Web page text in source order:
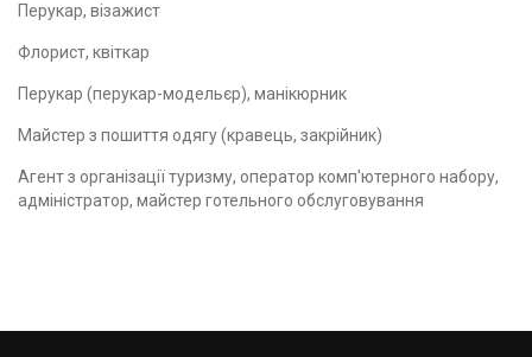
Перукар, візажист
Флорист, квіткар
Перукар (перукар-модельєр), манікюрник
Майстер з пошиття одягу (кравець, закрійник)
Агент з організації туризму, оператор комп'ютерного набору,
адміністратор, майстер готельного обслуговування